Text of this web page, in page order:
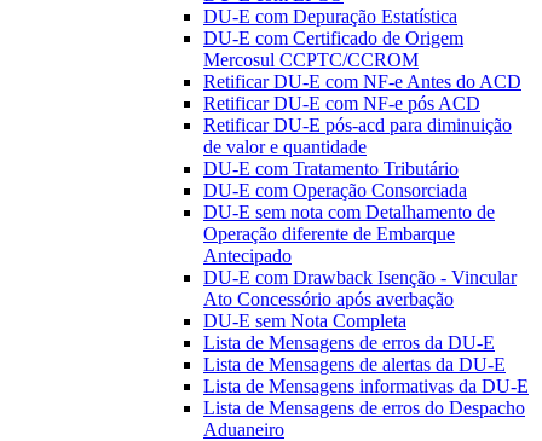
DU-E com Depuração Estatística
DU-E com Certificado de Origem
Mercosul CCPTC/CCROM
Retificar DU-E com NF-e Antes do ACD
Retificar DU-E com NF-e pós ACD
Retificar DU-E pós-acd para diminuição
de valor e quantidade
DU-E com Tratamento Tributário
DU-E com Operação Consorciada
DU-E sem nota com Detalhamento de
Operação diferente de Embarque
Antecipado
DU-E com Drawback Isenção - Vincular
Ato Concessório após averbação
DU-E sem Nota Completa
Lista de Mensagens de erros da DU-E
Lista de Mensagens de alertas da DU-E
Lista de Mensagens informativas da DU-E
Lista de Mensagens de erros do Despacho
Aduaneiro